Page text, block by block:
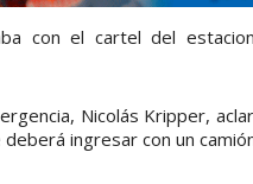
con el cartel del
Nicolás Kripper,
ingresar con un